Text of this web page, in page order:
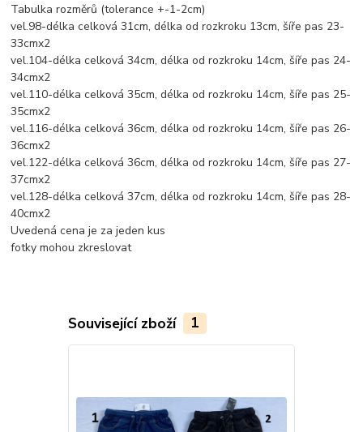
Tabulka rozměrů (tolerance +-1-2cm)
vel.98-délka celková 31cm, délka od rozkroku 13cm, šíře pas 23-
33cmx2
vel.104-délka celková 34cm, délka od rozkroku 14cm, šíře pas 24-
34cmx2
vel.110-délka celková 35cm, délka od rozkroku 14cm, šíře pas 25-
35cmx2
vel.116-délka celková 36cm, délka od rozkroku 14cm, šíře pas 26-
36cmx2
vel.122-délka celková 36cm, délka od rozkroku 14cm, šíře pas 27-
37cmx2
vel.128-délka celková 37cm, délka od rozkroku 14cm, šíře pas 28-
40cmx2
Uvedená cena je za jeden kus
fotky mohou zkreslovat
Související zboží 1